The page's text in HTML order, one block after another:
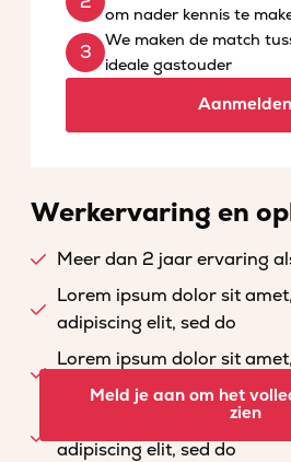
om nader kennis te
We maken de match
ideale gastouder
Aanmelden
Werkervaring en
Meer dan 2 jaar ervaring
Lorem ipsum dolor sit
adipiscing elit, sed do
Lorem ipsum dolor sit
adipiscing elit, sed do
Lorem ipsum dolor sit
adipiscing elit, sed do
Meld je aan om het
zien